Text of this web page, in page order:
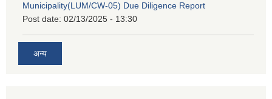
Municipality(LUM/CW-05) Due Diligence Report
Post date: 02/13/2025 - 13:30
अन्य